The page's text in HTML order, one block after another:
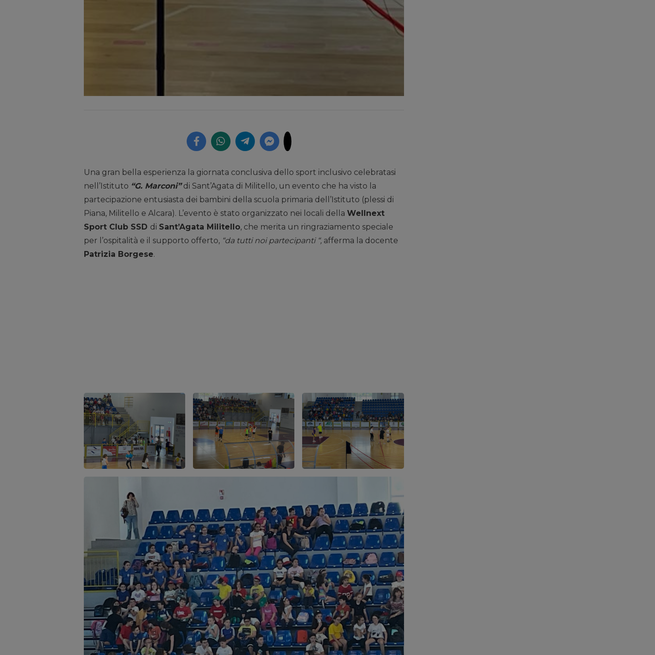
Una gran bella esperienza la giornata conclusiva dello sport inclusivo celebratasi
nell’Istituto “G. Marconi”di Sant’Agata di Militello, un evento che ha visto la
partecipazione entusiasta dei bambini della scuola primaria dell’Istituto (plessi di
Piana, Militello e Alcara). L’evento è stato organizzato nei locali della Wellnext
Sport Club SSD di Sant’Agata Militello, che merita un ringraziamento speciale
per l’ospitalità e il supporto offerto, “da tutti noi partecipanti “, afferma la docente
Patrizia Borgese.